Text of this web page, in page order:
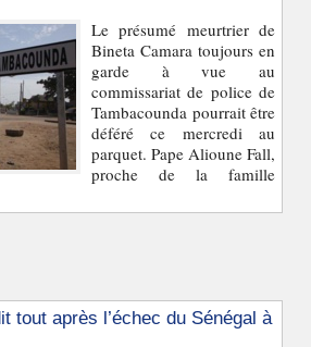
Le présumé meurtrier de
Bineta Camara toujours en
garde à vue au
commissariat de police de
Tambacounda pourrait être
déféré ce mercredi au
parquet. Pape Alioune Fall,
proche de la famille
tout après l’échec du Sénégal à